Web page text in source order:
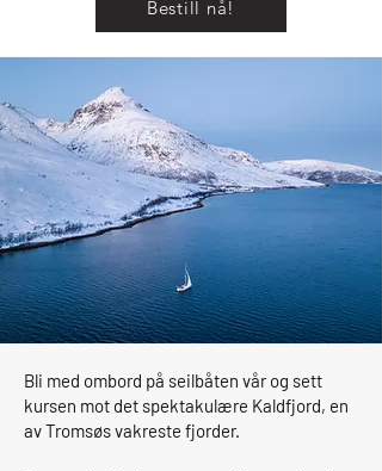
Bestill nå!
Bli med ombord på seilbåten vår og sett
kursen mot det spektakulære Kaldfjord, en
av Tromsøs vakreste fjorder.